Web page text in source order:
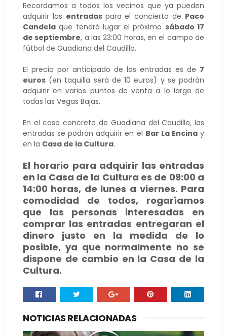
Recordamos a todos los vecinos que ya pueden
adquirir las entradas para el concierto de Paco
Candelaque tendrá lugar el próximo sábado 17
de septiembre, a las 23:00 horas, en el campo de
fútbol de Guadiana del Caudillo.
El precio por anticipado de las entradas es de 7
euros(en taquilla será de 10 euros) y se podrán
adquirir en varios puntos de venta a lo largo de
todas las Vegas Bajas.
En el caso concreto de Guadiana del Caudillo, las
entradas se podrán adquirir en el Bar La Encinay
en la Casa de la Cultura.
El horario para adquirir las entradas
en la Casa de la Cultura es de 09:00 a
14:00 horas, de lunes a viernes. Para
comodidad de todos, rogaríamos
que las personas interesadas en
comprar las entradas entregaran el
dinero justo en la medida de lo
posible, ya que normalmente no se
dispone de cambio en la Casa de la
Cultura.
NOTICIAS RELACIONADAS